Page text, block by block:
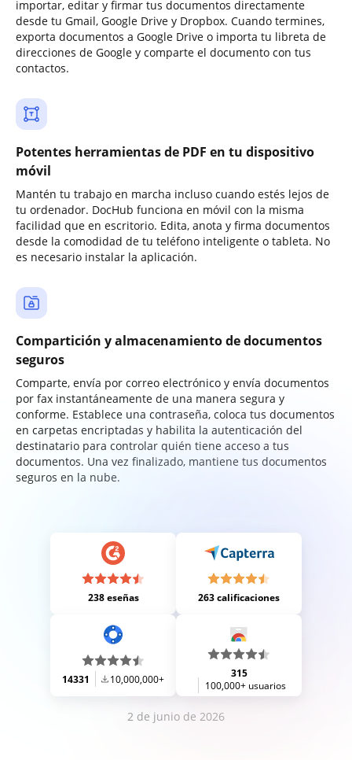
importar, editar y firmar tus documentos directamente
desde tu Gmail, Google Drive y Dropbox. Cuando termines,
exporta documentos a Google Drive o importa tu libreta de
direcciones de Google y comparte el documento con tus
contactos.
Potentes herramientas de PDF en tu dispositivo
móvil
Mantén tu trabajo en marcha incluso cuando estés lejos de
tu ordenador. DocHub funciona en móvil con la misma
facilidad que en escritorio. Edita, anota y firma documentos
desde la comodidad de tu teléfono inteligente o tableta. No
es necesario instalar la aplicación.
Compartición y almacenamiento de documentos
seguros
Comparte, envía por correo electrónico y envía documentos
por fax instantáneamente de una manera segura y
conforme. Establece una contraseña, coloca tus documentos
en carpetas encriptadas y habilita la autenticación del
destinatario para controlar quién tiene acceso a tus
documentos. Una vez finalizado, mantiene tus documentos
seguros en la nube.
238 eseñas 263 calificaciones
14331 10,000,000+
315
100,000+ usuarios
2 de junio de 2026